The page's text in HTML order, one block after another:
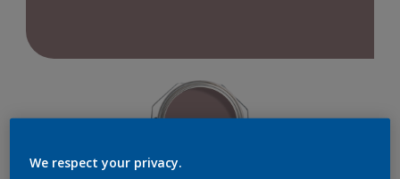
We respect your privacy.